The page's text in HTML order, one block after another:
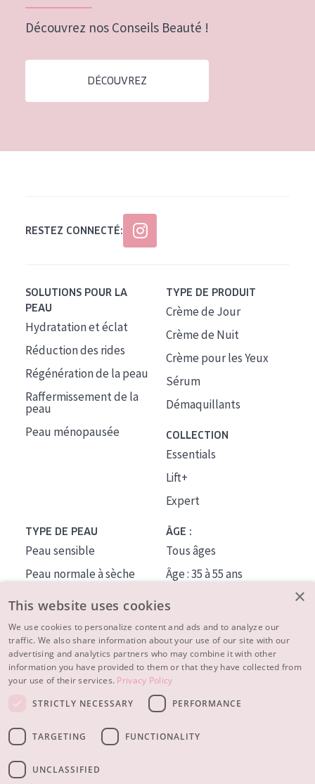
Peau normale à sèche
Peau mature
Peau ménopausée
Âge : 55+
Découvrez nos Conseils Beauté !
DÉCOUVREZ
RESTEZ CONNECTÉ:
SOLUTIONS POUR LA
PEAU
Hydratation et éclat
Réduction des rides
Régénération de la peau
Raffermissement de la
peau
Peau ménopausée
TYPE DE PRODUIT
Crème de Jour
Crème de Nuit
Crème pour les Yeux
Sérum
Démaquillants
COLLECTION
Essentials
Lift+
Expert
TYPE DE PEAU
Peau sensible
Peau normale à sèche
Peau mixte ou grasse
Peau mature
Peau ménopausée
ÂGE :
Tous âges
Âge : 35 à 55 ans
À PROPOS
CONSEILS BEAUTÉ
×
This website uses cookies
We use cookies to personalize content and ads and to analyze our
traffic. We also share information about your use of our site with our
advertising and analytics partners who may combine it with other
information you have provided to them or that they have collected from
your use of their services. Privacy Policy
STRICTLY NECESSARY
PERFORMANCE
TARGETING FUNCTIONALITY
UNCLASSIFIED